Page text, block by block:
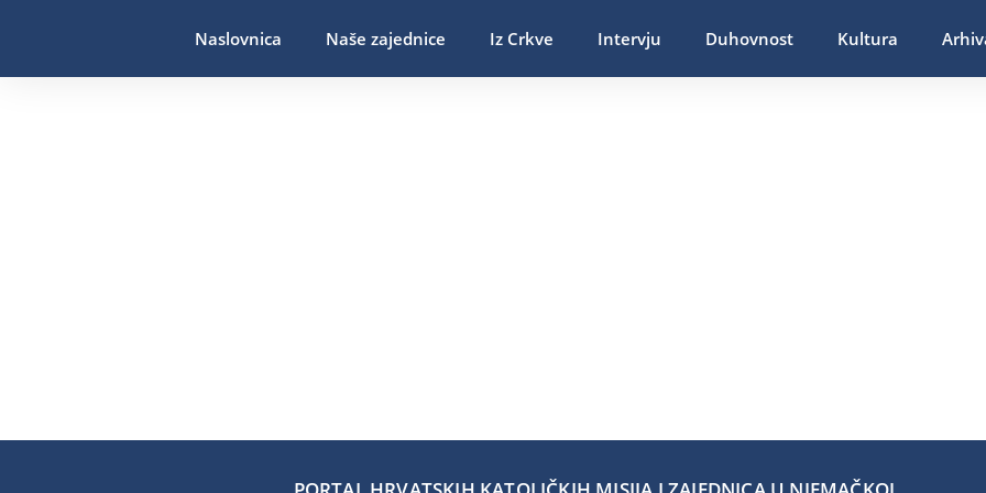
Naslovnica Naše zajednice Iz Crkve Intervju Duhovnost Kultura